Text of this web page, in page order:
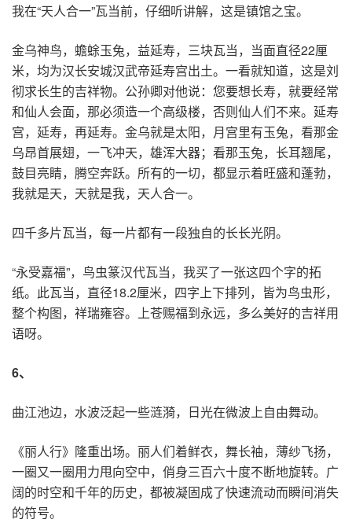
我在“天人合一”瓦当前，仔细听讲解，这是镇馆之宝。
金乌神鸟，蟾蜍玉兔，益延寿，三块瓦当，当面直径22厘
米，均为汉长安城汉武帝延寿宫出土。一看就知道，这是刘
彻求长生的吉祥物。公孙卿对他说：您要想长寿，就要经常
和仙人会面，那必须造一个高级楼，否则仙人们不来。延寿
宫，延寿，再延寿。金乌就是太阳，月宫里有玉兔，看那金
乌昂首展翅，一飞冲天，雄浑大器；看那玉兔，长耳翘尾，
鼓目亮睛，腾空奔跃。所有的一切，都显示着旺盛和蓬勃，
我就是天，天就是我，天人合一。
四千多片瓦当，每一片都有一段独自的长长光阴。
“永受嘉福”，鸟虫篆汉代瓦当，我买了一张这四个字的拓
纸。此瓦当，直径18.2厘米，四字上下排列，皆为鸟虫形，
整个构图，祥瑞雍容。上苍赐福到永远，多么美好的吉祥用
语呀。
6、
曲江池边，水波泛起一些涟漪，日光在微波上自由舞动。
《丽人行》隆重出场。丽人们着鲜衣，舞长袖，薄纱飞扬，
一圈又一圈用力甩向空中，俏身三百六十度不断地旋转。广
阔的时空和千年的历史，都被凝固成了快速流动而瞬间消失
的符号。